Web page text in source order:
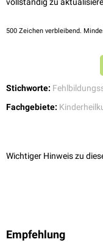
vollständig zu
500 Zeichen verbleibend.
Stichworte:
Fachgebiete:
Wichtiger Hinweis zu
Empfehlung